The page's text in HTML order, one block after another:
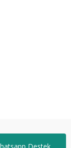
Destek